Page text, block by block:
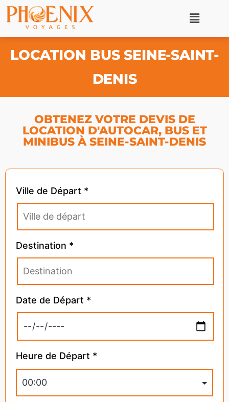
LOCATION BUS SEINE-SAINT-
DENIS
OBTENEZ VOTRE DEVIS DE
LOCATION D'AUTOCAR, BUS ET
MINIBUS À SEINE-SAINT-DENIS
Ville de Départ *
Destination *
Date de Départ *
Heure de Départ *